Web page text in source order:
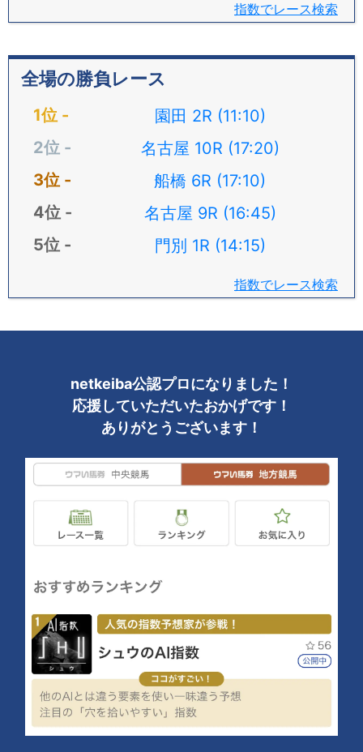
指数でレース検索
全場の勝負レース
園田 2R (11:10)
名古屋 10R (17:20)
船橋 6R (17:10)
名古屋 9R (16:45)
門別 1R (14:15)
指数でレース検索
netkeiba公認プロになりました！
応援していただいたおかげです！
ありがとうございます！